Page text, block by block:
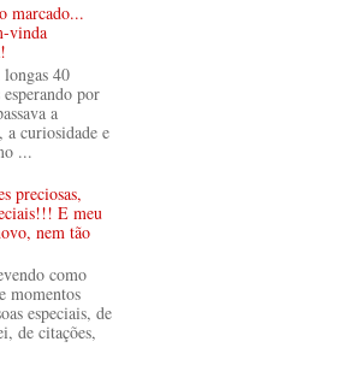
marcado...
vinda
40
esperando por
a
a curiosidade e
...
preciosas,
E meu
nem tão
como
momentos
especiais, de
de citações,